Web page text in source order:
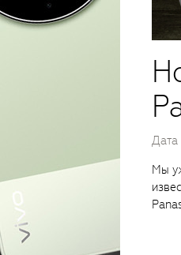
Дата
Мы